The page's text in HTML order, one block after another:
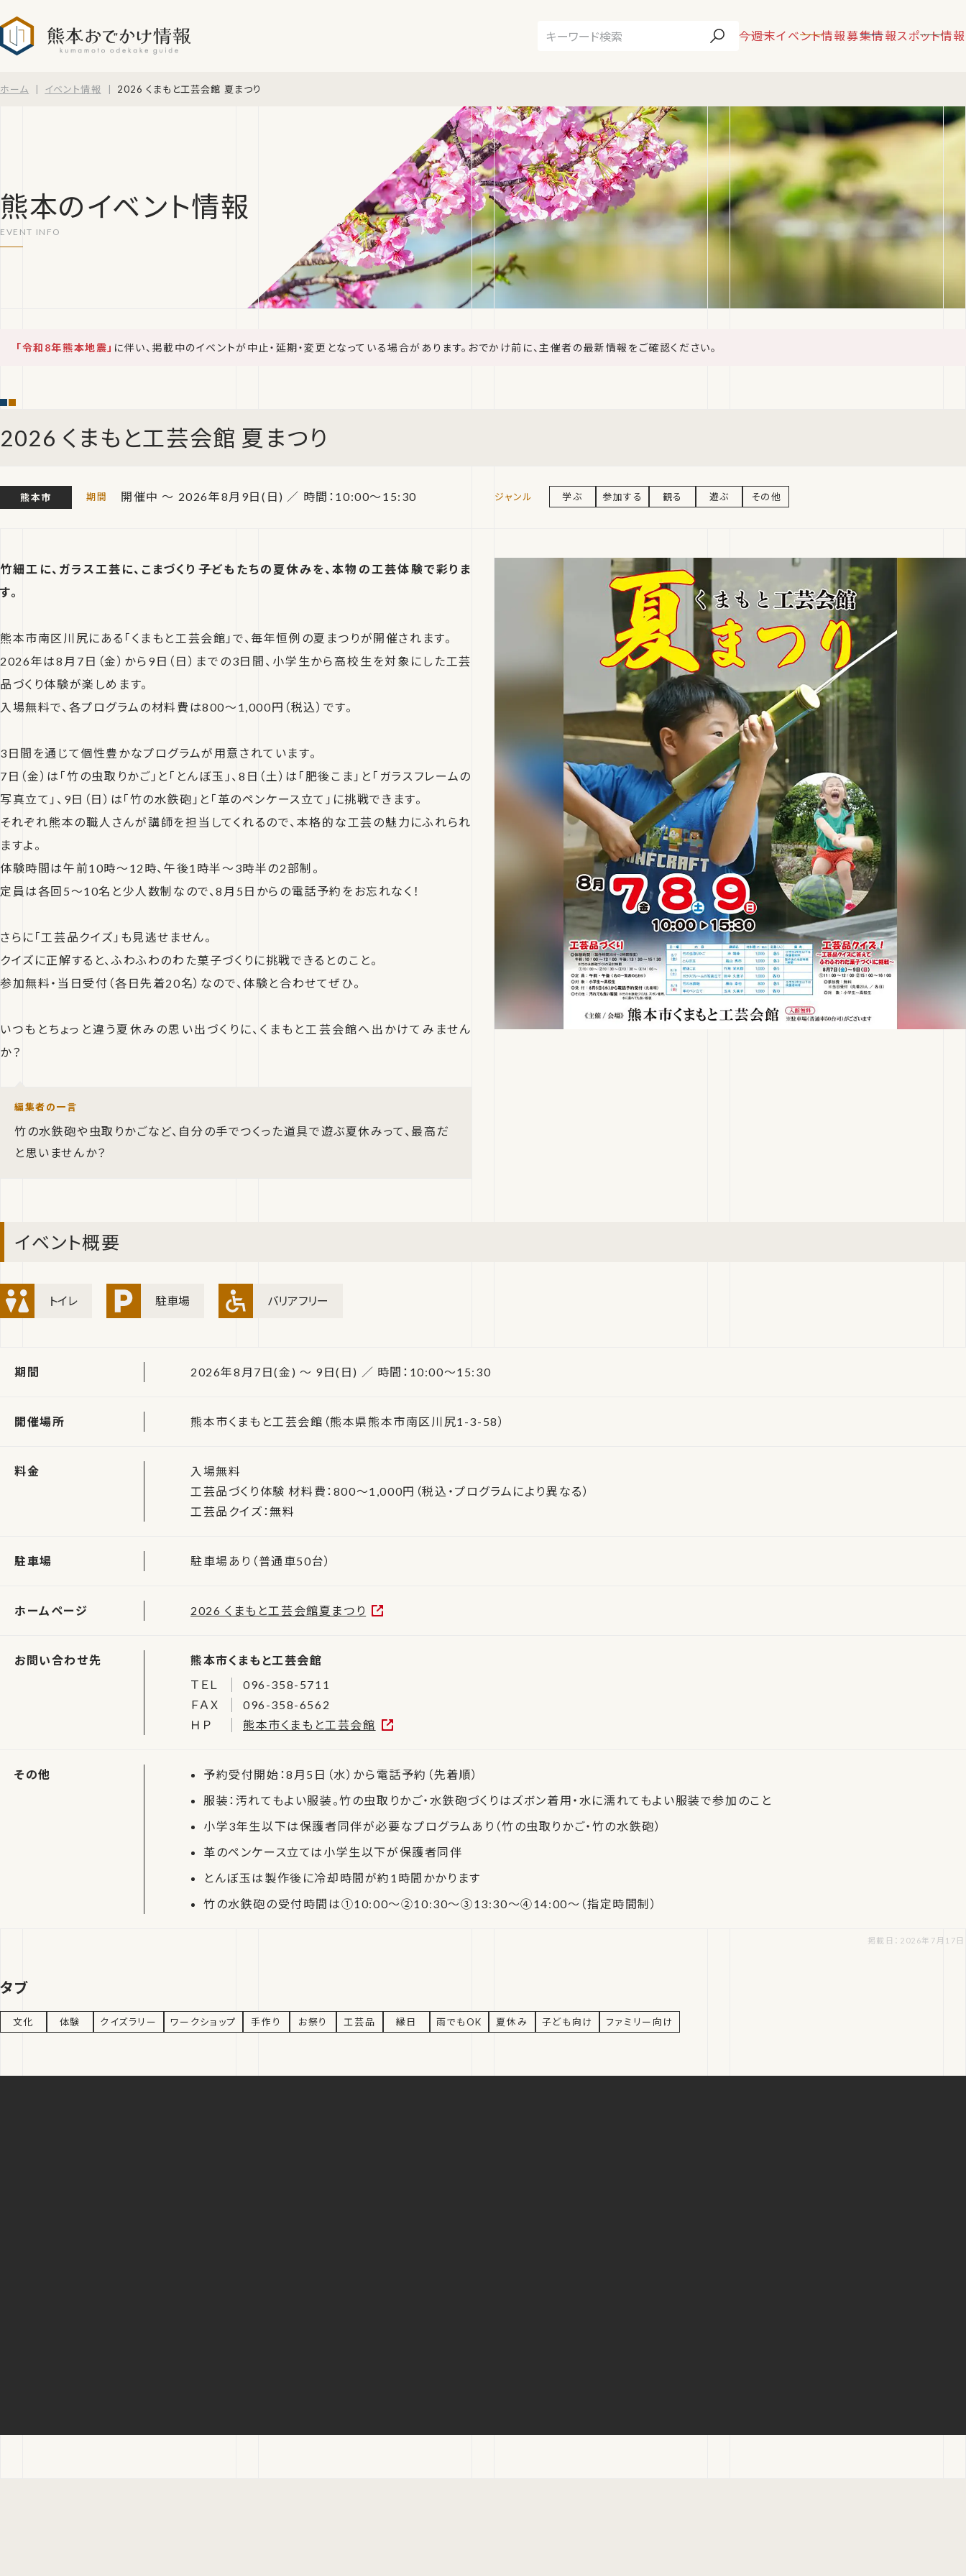
今週末イベント情報募集情報スポット情報
ホーム イベント情報 2026 くまもと工芸会館 夏まつり
熊本のイベント情報
「令和8年熊本地震」 に伴い、掲載中のイベントが中止・延期・変更となっている場合があります。おでかけ前に、主催者の最新情報をご確認ください。
2026 くまもと工芸会館 夏まつり
熊本市 開催中 ～ 2026年8月9日(日) ／ 時間：10:00〜15:30 学ぶ 参加する 観る 遊ぶ その他
竹細工に、ガラス工芸に、こまづくり――子どもたちの夏休みを、本物の工芸体験で彩りま
す。
熊本市南区川尻にある「くまもと工芸会館」で、毎年恒例の夏まつりが開催されます。
2026年は8月7日（金）から9日（日）までの3日間、小学生から高校生を対象にした工芸
品づくり体験が楽しめます。
入場無料で、各プログラムの材料費は800〜1,000円（税込）です。
3日間を通じて個性豊かなプログラムが用意されています。
7日（金）は「竹の虫取りかご」と「とんぼ玉」、8日（土）は「肥後こま」と「ガラスフレームの
写真立て」、9日（日）は「竹の水鉄砲」と「革のペンケース立て」に挑戦できます。
それぞれ熊本の職人さんが講師を担当してくれるので、本格的な工芸の魅力にふれられ
ますよ。
体験時間は午前10時〜12時、午後1時半〜3時半の2部制。
定員は各回5〜10名と少人数制なので、8月5日からの電話予約をお忘れなく！
さらに「工芸品クイズ」も見逃せません。
クイズに正解すると、ふわふわのわた菓子づくりに挑戦できるとのこと。
参加無料・当日受付（各日先着20名）なので、体験と合わせてぜひ。
いつもとちょっと違う夏休みの思い出づくりに、くまもと工芸会館へ出かけてみません
か？
編集者の一言
竹の水鉄砲や虫取りかごなど、自分の手でつくった道具で遊ぶ夏休みって、最高だ
と思いませんか？
イベント概要
トイレ 駐車場 バリアフリー
期間 2026年8月7日(金) ～ 9日(日) ／ 時間：10:00〜15:30
開催場所 熊本市くまもと工芸会館（熊本県熊本市南区川尻1-3-58）
料金
入場無料
工芸品づくり体験 材料費：800〜1,000円（税込・プログラムにより異なる）
工芸品クイズ：無料
駐車場 駐車場あり（普通車50台）
ホームページ 2026 くまもと工芸会館夏まつり
お問い合わせ先
熊本市くまもと工芸会館
ＴＥＬ
096-358-5711
ＦＡＸ
096-358-6562
ＨＰ
熊本市くまもと工芸会館
その他
予約受付開始：8月5日（水）から電話予約（先着順）
服装：汚れてもよい服装。竹の虫取りかご・水鉄砲づくりはズボン着用・水に濡れてもよい服装で参加のこと
小学3年生以下は保護者同伴が必要なプログラムあり（竹の虫取りかご・竹の水鉄砲）
革のペンケース立ては小学生以下が保護者同伴
とんぼ玉は製作後に冷却時間が約1時間かかります
竹の水鉄砲の受付時間は①10:00〜②10:30〜③13:30〜④14:00〜（指定時間制）
掲載日：2026年7月17日
タブ
文化 体験 クイズラリー ワークショップ 手作り お祭り 工芸品 縁日 雨でもOK 夏休み 子ども向け ファミリー向け